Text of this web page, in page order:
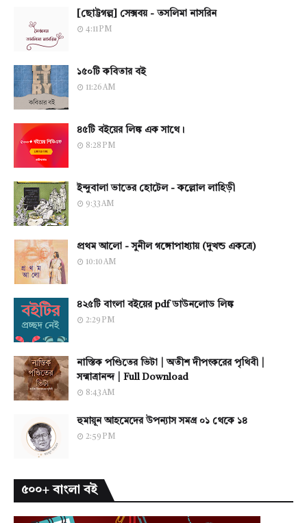
[ছোট্টগল্প] সেক্সবয় - তসলিমা নাসরিন
4:11 PM
১৫০টি কবিতার বই
11:26 AM
৪৫টি বইয়ের লিঙ্ক এক সাথে।
8:28 PM
ইন্দুবালা ভাতের হোটেল - কল্লোল লাহিড়ী
9:33 AM
প্রথম আলো - সুনীল গঙ্গোপাধ্যায় (দুখন্ড একত্রে)
10:10 AM
৪২৫টি বাংলা বইয়ের pdf ডাউনলোড লিঙ্ক
2:29 PM
নাস্তিক পণ্ডিতের ভিটা | অতীশ দীপংকরের পৃথিবী |
সন্মাত্রানন্দ | Full Download
8:43 AM
হুমায়ূন আহমেদের উপন্যাস সমগ্র ০১ থেকে ১৪
2:59 PM
৫০০+ বাংলা বই